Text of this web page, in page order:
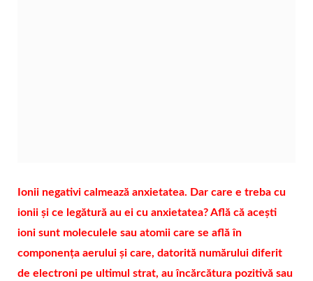
Ionii negativi calmează anxietatea. Dar care e treba cu
ionii și ce legătură au ei cu anxietatea? Află că acești
ioni sunt moleculele sau atomii care se află în
componența aerului și care, datorită numărului diferit
de electroni pe ultimul strat, au încărcătura pozitivă sau